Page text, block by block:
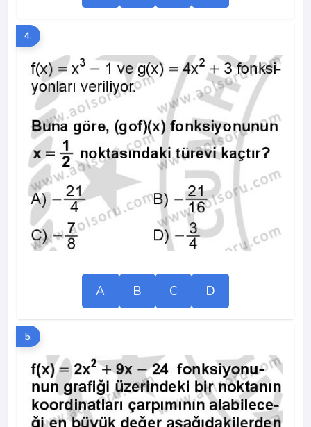
4.
A B C D
5.